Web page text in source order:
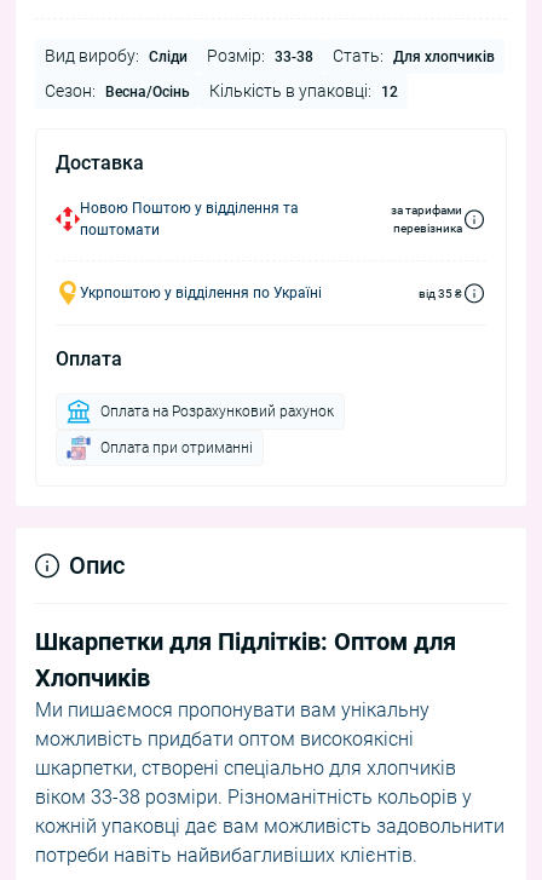
Вид виробу: Сліди Розмір: 33-38 Стать: Для хлопчиків
Сезон: Весна/Осінь Кількість в упаковці: 12
Доставка
Новою Поштою у відділення та
поштомати
за тарифами
перевізника
Укрпоштою у відділення по Україні від 35 ₴
Оплата
Оплата на Розрахунковий рахунок
Оплата при отриманні
Опис
Шкарпетки для Підлітків: Оптом для
Хлопчиків
Ми пишаємося пропонувати вам унікальну
можливість придбати оптом високоякісні
шкарпетки, створені спеціально для хлопчиків
віком 33-38 розміри. Різноманітність кольорів у
кожній упаковці дає вам можливість задовольнити
потреби навіть найвибагливіших клієнтів.